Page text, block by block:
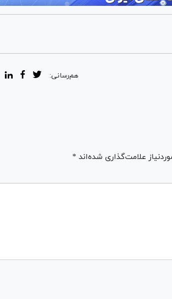
هم‌رسانی:
علامت‌گذاری شده‌اند *